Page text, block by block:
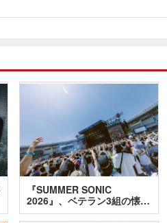
『SUMMER SONIC
2026』、ベテラン3組の懐…